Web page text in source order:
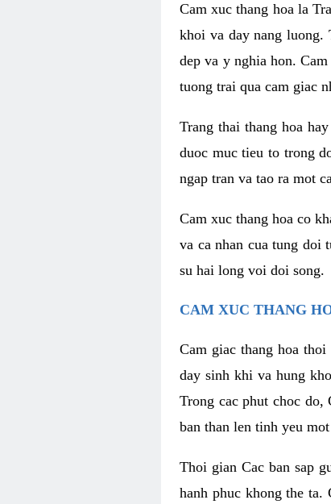
Cam xuc thang hoa la
khoi va day nang luong.
dep va y nghia hon.
tuong trai qua cam giac
Trang thai thang hoa
duoc muc tieu to trong
ngap tran va tao ra mot
Cam xuc thang hoa co
va ca nhan cua tung doi
su hai long voi doi song.
CAM XUC THANG
Cam giac thang hoa
day sinh khi va hung
Trong cac phut choc do,
ban than len tinh yeu
Thoi gian Cac ban sap
hanh phuc khong the ta.